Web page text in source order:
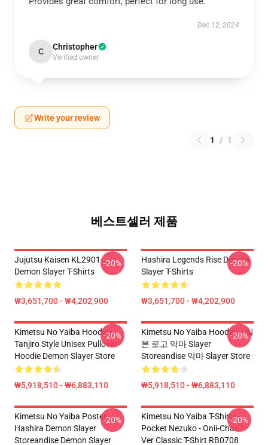
Dec 12, 2024
C Christopher
Verified owner
Write your review
1 / 1
베스트셀러 제품
Jujutsu Kaisen KL2901
Demon Slayer T-Shirts
₩3,651,700 - ₩4,202,900
-20%
Hashira Legends Rise Demon
Slayer T-Shirts
₩3,651,700 - ₩4,202,900
-20%
Kimetsu No Yaiba Hoodies -
Tanjiro Style Unisex Pullover
Hoodie Demon Slayer Store
₩5,918,510 - ₩6,883,110
-20%
Kimetsu No Yaiba Hoodies - 일
본 로고 악마 Slayer
Storeandise 악마 Slayer Store
₩5,918,510 - ₩6,883,110
-20%
Kimetsu No Yaiba Poster
Hashira Demon Slayer
Storeandise Demon Slayer
-20%
Kimetsu No Yaiba T-Shirts -
Pocket Nezuko - Onii-Chan?
Ver Classic T-Shirt RB0708
-20%